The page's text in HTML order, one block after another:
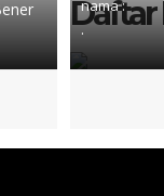
Daftar
nama :
.